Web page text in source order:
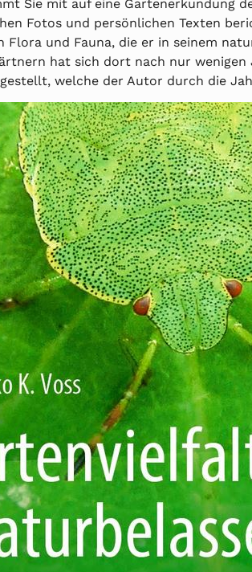
Sie mit auf eine Gartenerkundung
Fotos und persönlichen Texten
Flora und Fauna, die er in seinem
hat sich dort nach nur wenigen
welche der Autor durch die